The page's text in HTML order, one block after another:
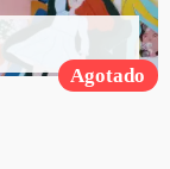
Agotado